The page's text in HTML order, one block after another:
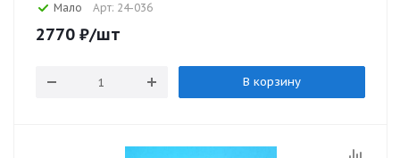
Мало Арт: 24-036
2770 ₽/шт
В корзину